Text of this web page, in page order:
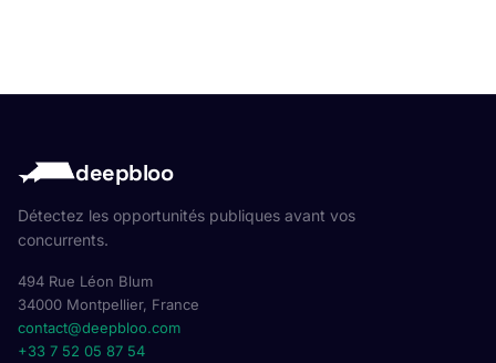
deepbloo
Détectez les opportunités publiques avant vos
concurrents.
494 Rue Léon Blum
34000 Montpellier, France
contact@deepbloo.com
+33 7 52 05 87 54